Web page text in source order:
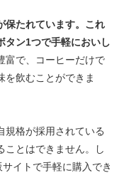
保たれています。これ
タン1つで手軽においし
富で、コーヒーだけで
を飲むことができま
規格が採用されている
ことはできません。し
イトで手軽に購入でき